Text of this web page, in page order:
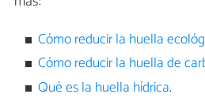
Cómo reducir la huella
Cómo reducir la huella de
Qué es la huella hídrica.